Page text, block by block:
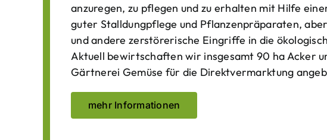
anzuregen, zu pflegen und zu erhalten mit Hilfe
guter Stalldungpflege und Pflanzenpräparaten,
und andere zerstörerische Eingriffe in die
Aktuell bewirtschaften wir insgesamt 90 ha Acker
Gärtnerei Gemüse für die Direktvermarktung
mehr Informationen